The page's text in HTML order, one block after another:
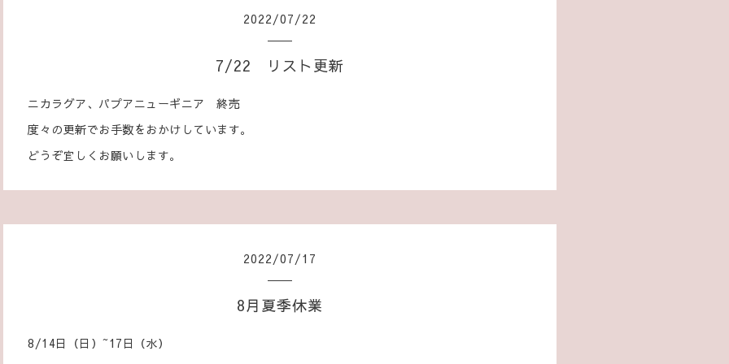
2022/07/22
7/22 リスト更新
ニカラグア、パプアニューギニア 終売
度々の更新でお手数をおかけしています。
どうぞ宜しくお願いします。
2022/07/17
8月夏季休業
8/14日（日）~17日（水）